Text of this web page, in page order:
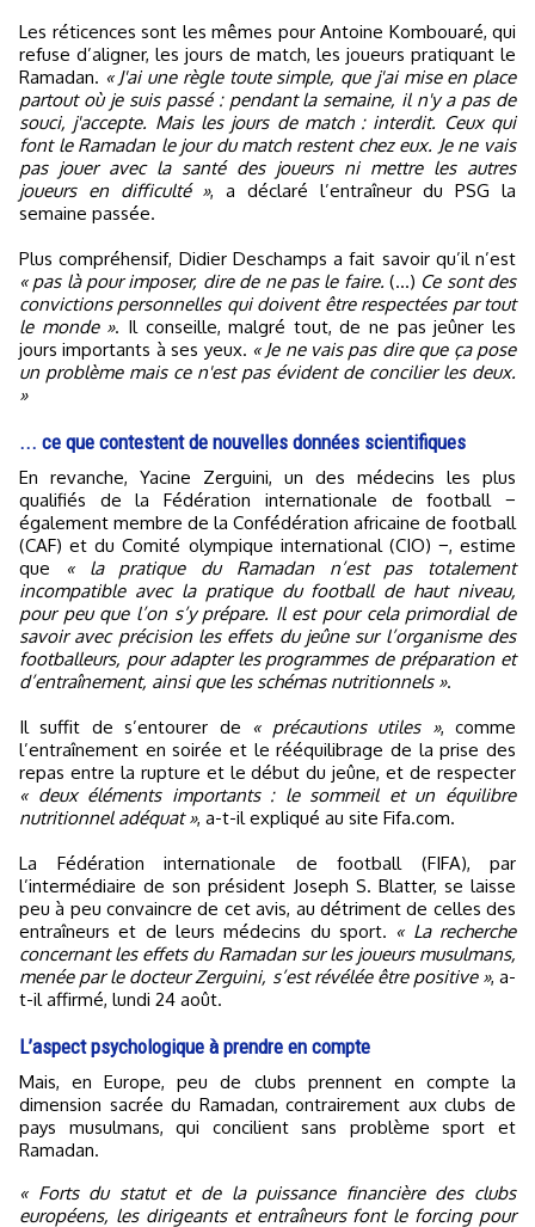
Les réticences sont les mêmes pour Antoine Kombouaré, qui
refuse d’aligner, les jours de match, les joueurs pratiquant le
Ramadan. « J'ai une règle toute simple, que j'ai mise en place
partout où je suis passé : pendant la semaine, il n'y a pas de
souci, j'accepte. Mais les jours de match : interdit. Ceux qui
font le Ramadan le jour du match restent chez eux. Je ne vais
pas jouer avec la santé des joueurs ni mettre les autres
joueurs en difficulté », a déclaré l’entraîneur du PSG la
semaine passée.
Plus compréhensif, Didier Deschamps a fait savoir qu’il n’est
« pas là pour imposer, dire de ne pas le faire. (…) Ce sont des
convictions personnelles qui doivent être respectées par tout
le monde ». Il conseille, malgré tout, de ne pas jeûner les
jours importants à ses yeux. « Je ne vais pas dire que ça pose
un problème mais ce n'est pas évident de concilier les deux.
»
... ce que contestent de nouvelles données scientifiques
En revanche, Yacine Zerguini, un des médecins les plus
qualifiés de la Fédération internationale de football −
également membre de la Confédération africaine de football
(CAF) et du Comité olympique international (CIO) −, estime
que
« la pratique du Ramadan n’est pas totalement
incompatible avec la pratique du football de haut niveau,
pour peu que l’on s’y prépare. Il est pour cela primordial de
savoir avec précision les effets du jeûne sur l’organisme des
footballeurs, pour adapter les programmes de préparation et
d’entraînement, ainsi que les schémas nutritionnels ».
Il suffit de s’entourer de « précautions utiles », comme
l’entraînement en soirée et le rééquilibrage de la prise des
repas entre la rupture et le début du jeûne, et de respecter
« deux éléments importants : le sommeil et un équilibre
nutritionnel adéquat », a-t-il expliqué au site Fifa.com.
La Fédération internationale de football (FIFA), par
l’intermédiaire de son président Joseph S. Blatter, se laisse
peu à peu convaincre de cet avis, au détriment de celles des
entraîneurs et de leurs médecins du sport. « La recherche
concernant les effets du Ramadan sur les joueurs musulmans,
menée par le docteur Zerguini, s’est révélée être positive », a-
t-il affirmé, lundi 24 août.
L’aspect psychologique à prendre en compte
Mais, en Europe, peu de clubs prennent en compte la
dimension sacrée du Ramadan, contrairement aux clubs de
pays musulmans, qui concilient sans problème sport et
Ramadan.
« Forts du statut et de la puissance financière des clubs
européens, les dirigeants et entraîneurs font le forcing pour